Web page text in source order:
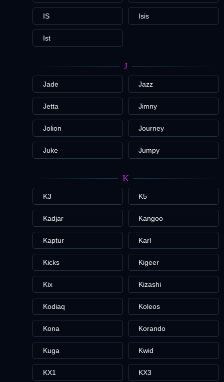
IS Isis
Ist
J
Jade Jazz
Jetta Jimny
Jolion Journey
Juke Jumpy
K
K3 K5
Kadjar Kangoo
Kaptur Karl
Kicks Kigeer
Kix Kizashi
Kodiaq Koleos
Kona Korando
Kuga Kwid
KX1 KX3